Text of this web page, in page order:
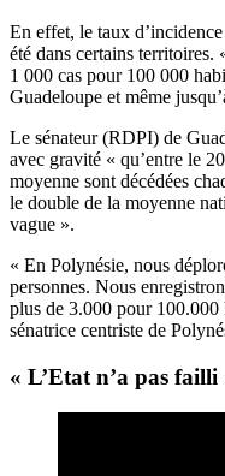
En effet, le taux
été dans certains
1 000 cas pour 100 000
Guadeloupe et même
Le sénateur (RDPI) de
avec gravité « qu’entre le
moyenne sont décédées
le double de la moyenne
vague ».
« En Polynésie, nous
personnes. Nous
plus de 3.000 pour 100.000
sénatrice centriste de
« L’Etat n’a pas failli